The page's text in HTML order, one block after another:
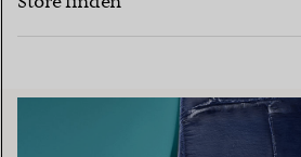
EINEN STORE IN IHRER NÄHE FINDEN